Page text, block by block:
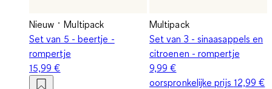
Nieuw
Multipack
Set van 5 - beertje -
rompertje
15,99 €
Multipack
Set van 3 - sinaasappels en
citroenen - rompertje
9,99 €
oorspronkelijke prijs 12,99 €